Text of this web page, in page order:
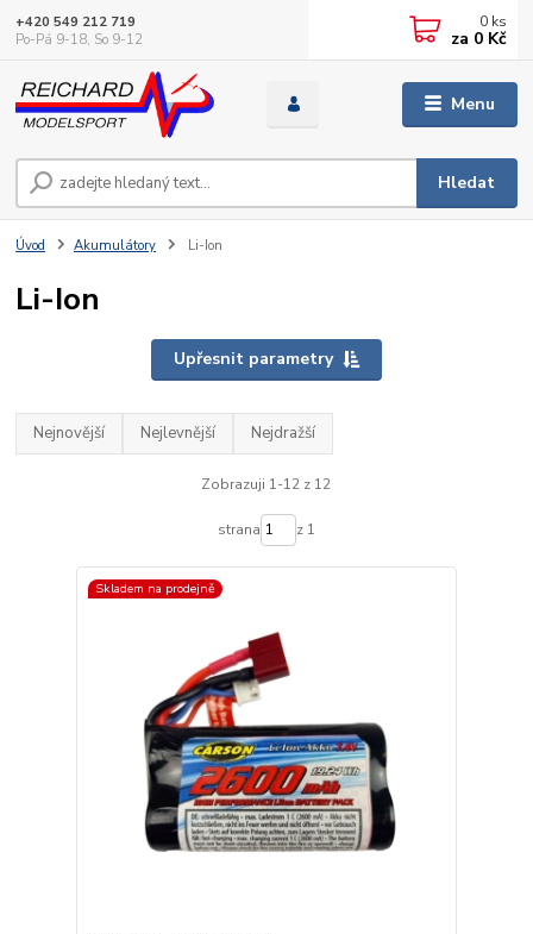
Menu
Hledat
+420 549 212 719
Po-Pá 9-18, So 9-12
0 ks
za 0 Kč
Úvod Akumulátory Li-Ion
Li-Ion
Upřesnit parametry
Nejnovější Nejlevnější Nejdražší
Zobrazuji 1-12 z 12
strana z 1
Skladem na prodejně